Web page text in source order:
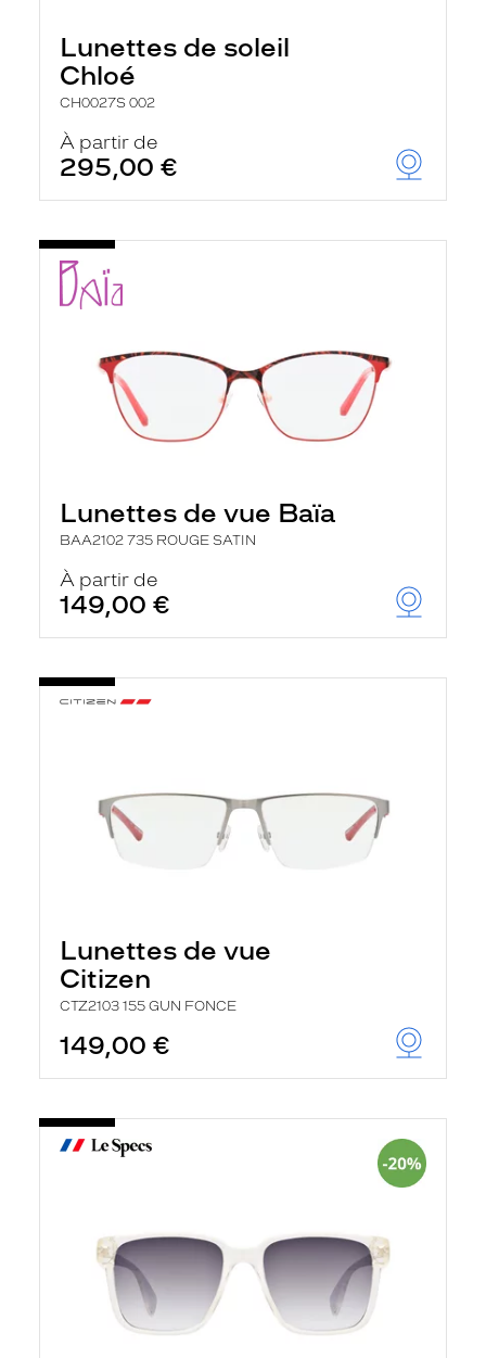
Lunettes de soleil
Chloé
CH0027S 002
À partir de
295,00 €
Lunettes de vue Baïa
BAA2102 735 ROUGE SATIN
À partir de
149,00 €
Lunettes de vue
Citizen
CTZ2103 155 GUN FONCE
149,00 €